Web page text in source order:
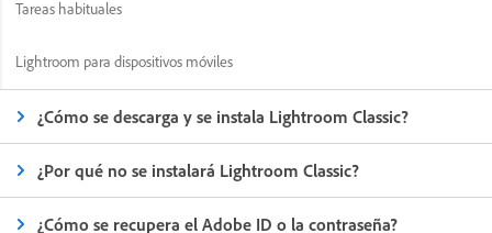
Tareas habituales
Lightroom para dispositivos móviles
¿Cómo se descarga y se instala Lightroom Classic?
¿Por qué no se instalará Lightroom Classic?
¿Cómo se recupera el Adobe ID o la contraseña?